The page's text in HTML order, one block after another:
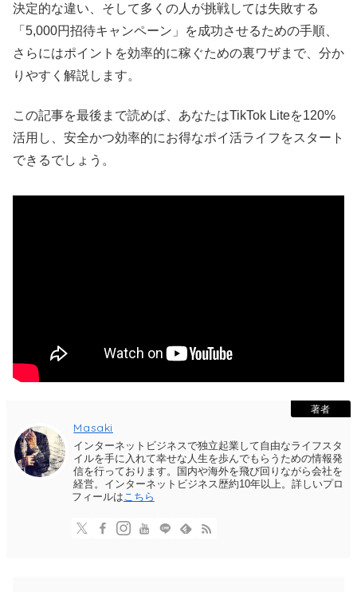
決定的な違い、そして多くの人が挑戦しては失敗する
「5,000円招待キャンペーン」を成功させるための手順、
さらにはポイントを効率的に稼ぐための裏ワザまで、分か
りやすく解説します。
この記事を最後まで読めば、あなたはTikTok Liteを120%
活用し、安全かつ効率的にお得なポイ活ライフをスタート
できるでしょう。
著者
Masaki
インターネットビジネスで独立起業して自由なライフスタ
イルを手に入れて幸せな人生を歩んでもらうための情報発
信を行っております。国内や海外を飛び回りながら会社を
経営。インターネットビジネス歴約10年以上。詳しいプロ
フィールは こちら